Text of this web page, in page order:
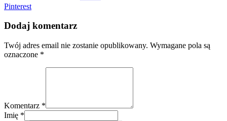
Pinterest
Dodaj komentarz
Twój adres email nie zostanie opublikowany. Wymagane pola są
oznaczone *
Komentarz *
Imię *